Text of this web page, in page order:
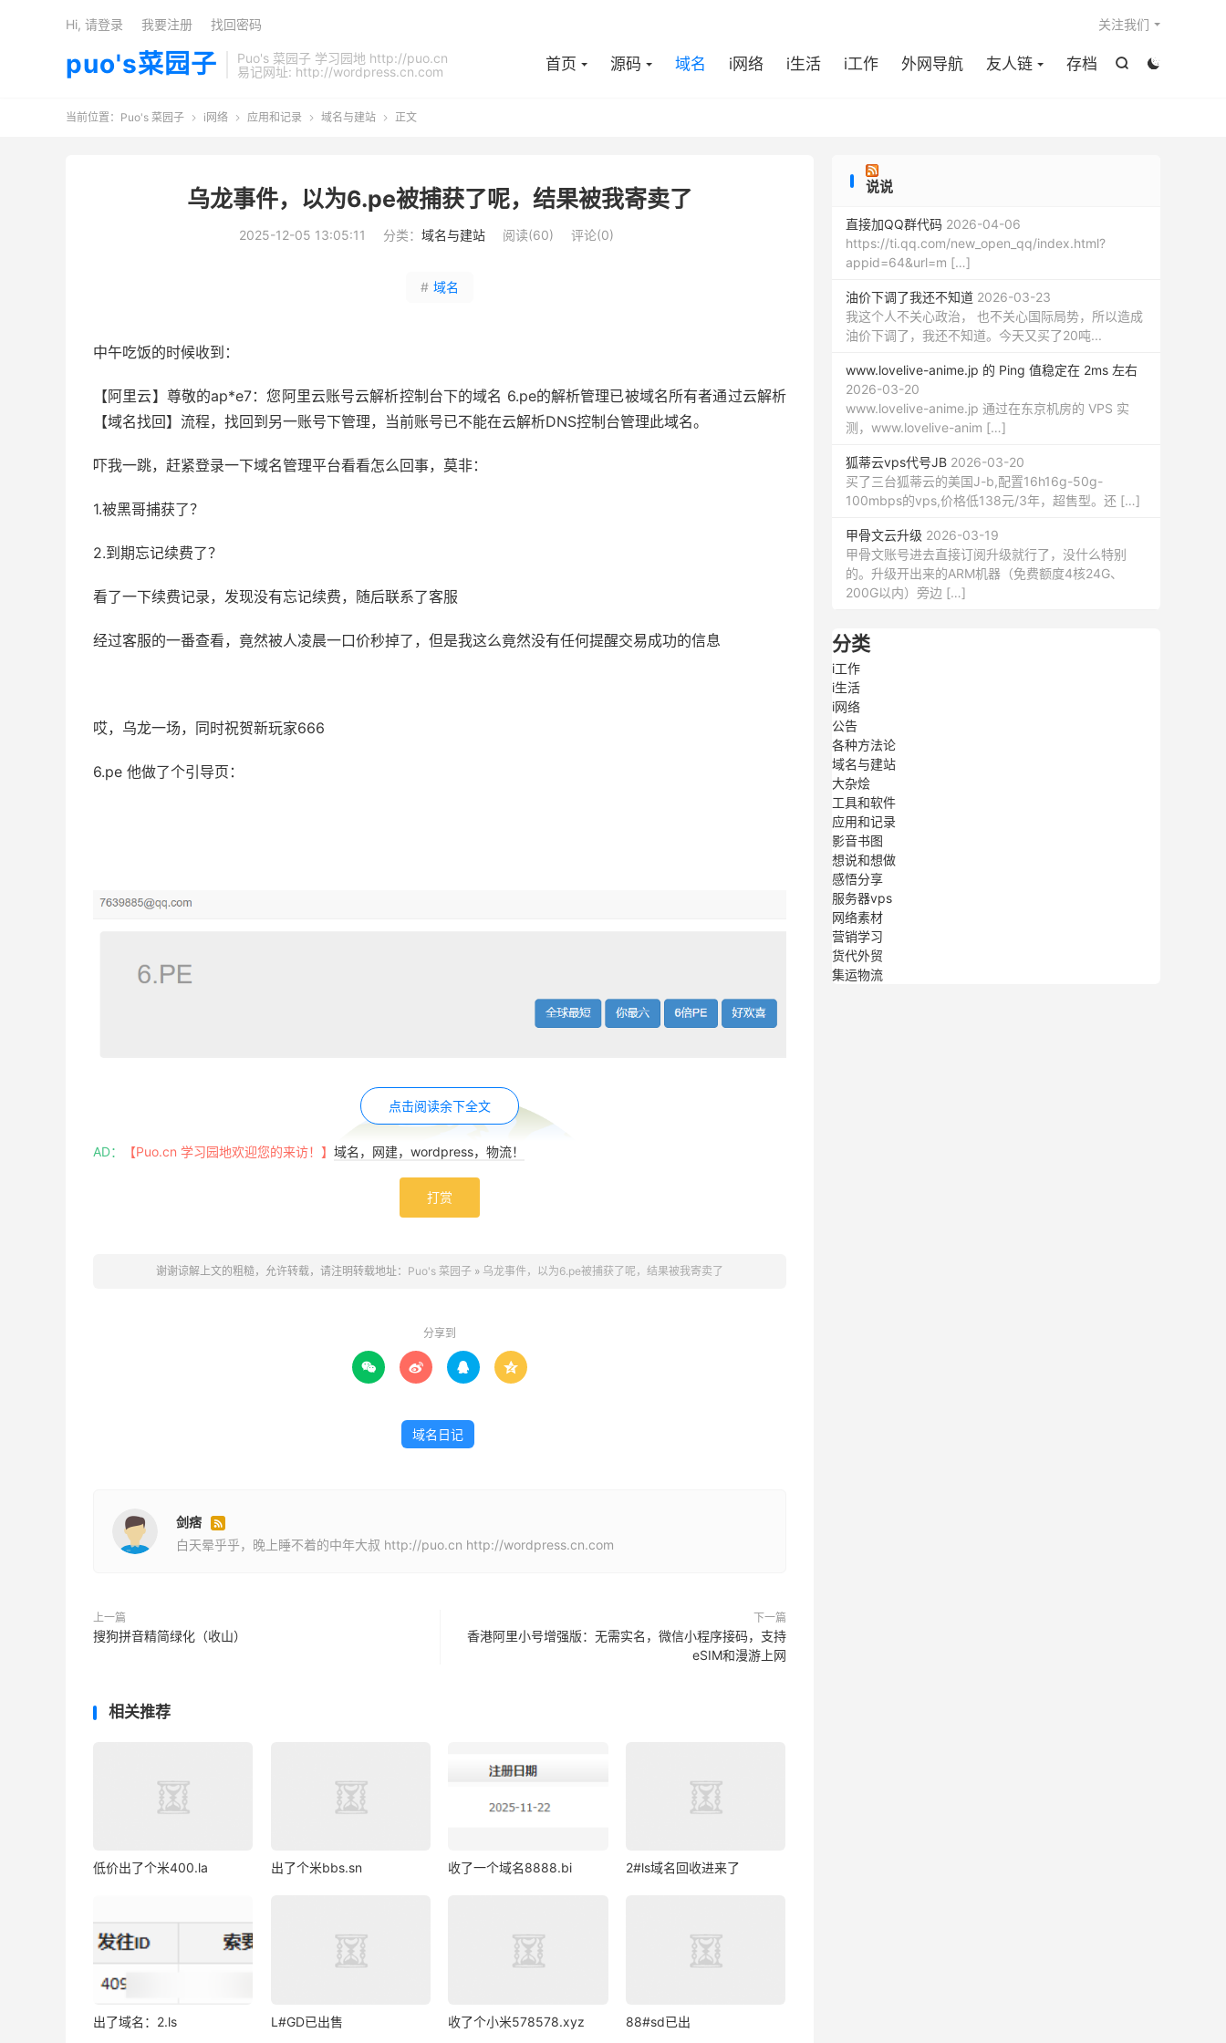
puo's菜园子
Puo's 菜园子 学习园地 http://puo.cn
易记网址: http://wordpress.cn.com


首页 源码 域名 i网络 i生活 i工作 外网导航 友人链 存档
关注我们
Hi, 请登录 我要注册 找回密码
当前位置： Puo's 菜园子  i网络  应用和记录  域名与建站  正文
乌龙事件，以为6.pe被捕获了呢，结果被我寄卖了
2025-12-05 13:05:11 分类： 域名与建站 阅读(60) 评论(0)
# 域名
中午吃饭的时候收到：
【阿里云】尊敬的ap*e7：您阿里云账号云解析控制台下的域名 6.pe的解析管理已被域名所有者通过云解析
【域名找回】流程，找回到另一账号下管理，当前账号已不能在云解析DNS控制台管理此域名。
吓我一跳，赶紧登录一下域名管理平台看看怎么回事，莫非：
1.被黑哥捕获了？
2.到期忘记续费了？
看了一下续费记录，发现没有忘记续费，随后联系了客服
经过客服的一番查看，竟然被人凌晨一口价秒掉了，但是我这么竟然没有任何提醒交易成功的信息
哎，乌龙一场，同时祝贺新玩家666
6.pe 他做了个引导页：
点击阅读余下全文
AD： 【Puo.cn 学习园地欢迎您的来访！】 域名，网建，wordpress，物流！
打赏
谢谢谅解上文的粗糙，允许转载，请注明转载地址： Puo's 菜园子 » 乌龙事件，以为6.pe被捕获了呢，结果被我寄卖了
分享到
   
域名日记
剑痞 
白天晕乎乎，晚上睡不着的中年大叔 http://puo.cn http://wordpress.cn.com
上一篇
搜狗拼音精简绿化（收山）
下一篇
香港阿里小号增强版：无需实名，微信小程序接码，支持
eSIM和漫游上网
相关推荐
低价出了个米400.la 出了个米bbs.sn 收了一个域名8888.bi 2#ls域名回收进来了
出了域名：2.ls L#GD已出售 收了个小米578578.xyz 88#sd已出
说说
直接加QQ群代码 2026-04-06
https://ti.qq.com/new_open_qq/index.html?
appid=64&url=m […]
油价下调了我还不知道 2026-03-23
我这个人不关心政治， 也不关心国际局势，所以造成
油价下调了，我还不知道。今天又买了20吨...
www.lovelive-anime.jp 的 Ping 值稳定在 2ms 左右
2026-03-20
www.lovelive-anime.jp 通过在东京机房的 VPS 实
测，www.lovelive-anim […]
狐蒂云vps代号JB 2026-03-20
买了三台狐蒂云的美国J-b,配置16h16g-50g-
100mbps的vps,价格低138元/3年，超售型。还 […]
甲骨文云升级 2026-03-19
甲骨文账号进去直接订阅升级就行了，没什么特别
的。升级开出来的ARM机器（免费额度4核24G、
200G以内）旁边 […]
分类
i工作
i生活
i网络
公告
各种方法论
域名与建站
大杂烩
工具和软件
应用和记录
影音书图
想说和想做
感悟分享
服务器vps
网络素材
营销学习
货代外贸
集运物流